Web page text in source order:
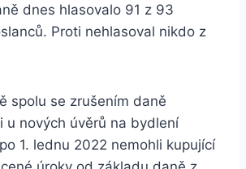
dnes hlasovalo 91 z 93
Proti nehlasoval nikdo z
spolu se zrušením daně
u nových úvěrů na bydlení
1. lednu 2022 nemohli kupující